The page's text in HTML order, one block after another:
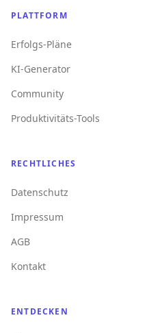
PLATTFORM
Erfolgs-Pläne
KI-Generator
Community
Produktivitäts-Tools
RECHTLICHES
Datenschutz
Impressum
AGB
Kontakt
ENTDECKEN